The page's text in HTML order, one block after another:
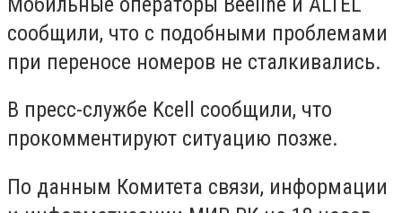
сообщили, что с подобными проблемами
при переносе номеров не сталкивались.
В пресс-службе Kcell сообщили, что
прокомментируют ситуацию позже.
По данным Комитета связи, информации